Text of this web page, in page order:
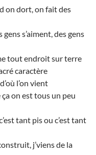
on dort, on fait des
gens s’aiment, des gens
tout endroit sur terre
caractère
l’on vient
ça on est tous un peu
tant pis ou c’est tant
j’viens de la